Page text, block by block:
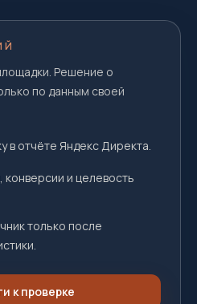
Решение о
по данным своей
в отчёте Яндекс Директа.
конверсии и целевость
только после
к проверке